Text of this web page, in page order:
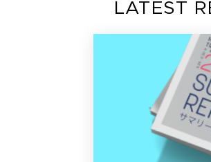
LATEST